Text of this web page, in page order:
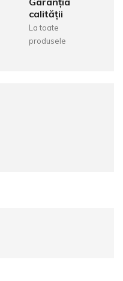
calității
La toate
produsele